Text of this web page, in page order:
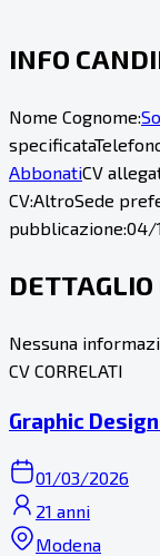
INFO
Nome Cognome:
specificata
AbbonatiCV
CV:AltroSede
pubblicazione:04/
DETTAGLIO
Nessuna
CV CORRELATI
Graphic
01/03/2026
21 anni
Modena